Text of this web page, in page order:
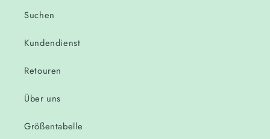
Suchen
Kundendienst
Retouren
Über uns
Größentabelle